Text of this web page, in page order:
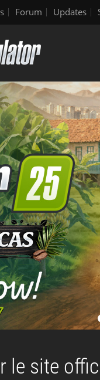
Forum Updates
le site